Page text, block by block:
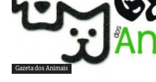
Gazeta dos Animais